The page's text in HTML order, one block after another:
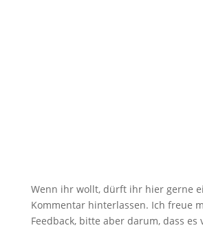
Wenn ihr wollt, dürft ihr hier gerne
Kommentar hinterlassen. Ich freue
Feedback, bitte aber darum, dass es